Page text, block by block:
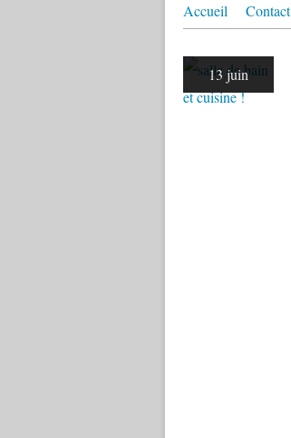
Accueil Contact
13 juin